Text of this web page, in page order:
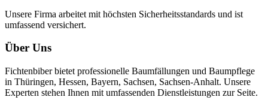
Unsere Firma arbeitet mit höchsten Sicherheitsstandards und ist
umfassend versichert.
Über Uns
Fichtenbiber bietet professionelle Baumfällungen und Baumpflege
in Thüringen, Hessen, Bayern, Sachsen, Sachsen-Anhalt. Unsere
Experten stehen Ihnen mit umfassenden Dienstleistungen zur Seite.